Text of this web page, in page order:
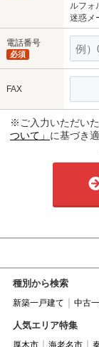
ルフォ
迷惑メ
電話番号
必須
FAX
※ご入力いただい
ついて」 に基づき
種別から検索
新築一戸建て 中古
人気エリア特集